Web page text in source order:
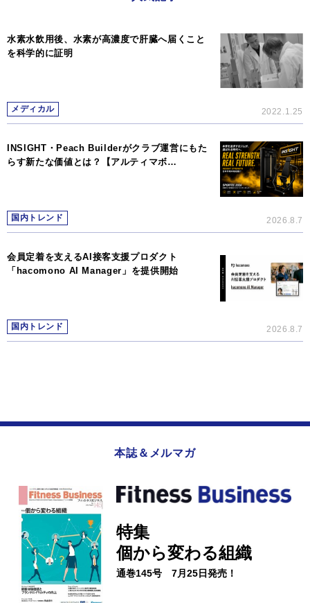
水素水飲用後、水素が高濃度で肝臓へ届くこと
を科学的に証明
メディカル 2022.1.25
INSIGHT・Peach Builderがクラブ運営にもた
らす新たな価値とは？【アルティマボ…
国内トレンド 2026.8.7
会員定着を支えるAI接客支援プロダクト
「hacomono AI Manager」を提供開始
国内トレンド 2026.8.7
本誌＆メルマガ
特集
個から変わる組織
通巻145号 7月25日発売！